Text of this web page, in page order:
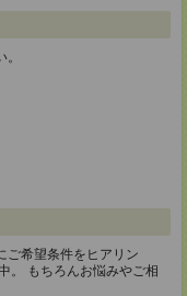
ご希望条件をヒアリン
。 もちろんお悩みやご相